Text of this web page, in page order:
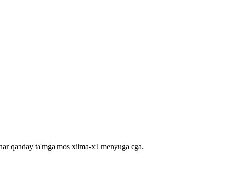
qanday ta'mga mos xilma-xil menyuga ega.